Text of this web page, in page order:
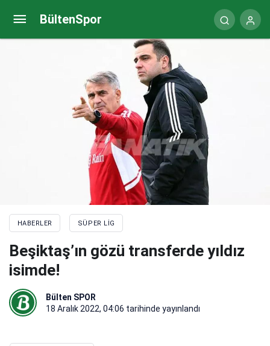
BültenSpor
HABERLER SÜPER LIG
Beşiktaş’ın gözü transferde yıldız
isimde!
Bülten SPOR
18 Aralık 2022, 04:06 tarihinde yayınlandı
Okan Buruk: Kör değilsek Icardi sakat!